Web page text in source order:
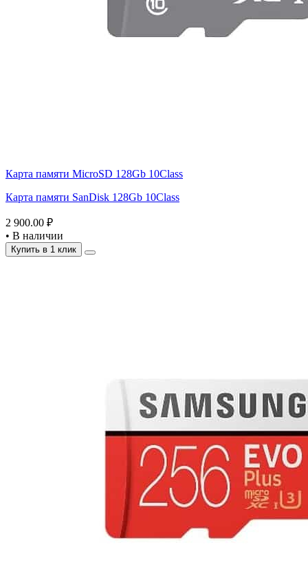
Карта памяти MicroSD 128Gb 10Class
Карта памяти SanDisk 128Gb 10Class
2 900.00 ₽
• В наличии
Купить в 1 клик